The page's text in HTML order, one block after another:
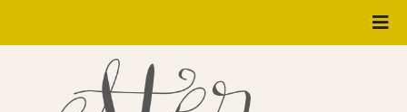
Systemisch Bekeken